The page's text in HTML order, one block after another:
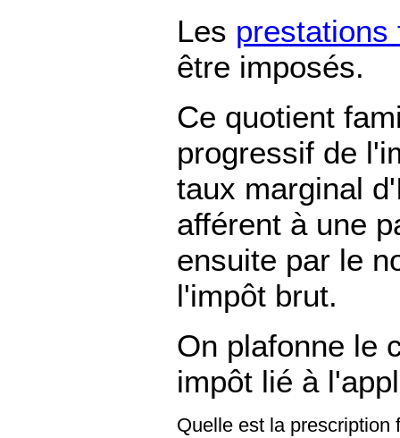
Les prestations
être imposés.
Ce quotient
progressif de
taux marginal
afférent à une
ensuite par le
l'impôt brut.
On plafonne le
impôt lié à
Quelle est la prescription